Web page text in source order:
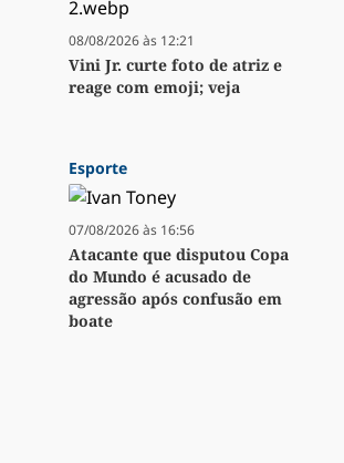
08/08/2026 às 12:21
Vini Jr. curte foto de atriz e
reage com emoji; veja
Esporte
07/08/2026 às 16:56
Atacante que disputou Copa
do Mundo é acusado de
agressão após confusão em
boate